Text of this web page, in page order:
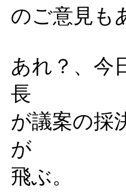
のご意見も
あれ？、今
長
が議案の採
が
飛ぶ。